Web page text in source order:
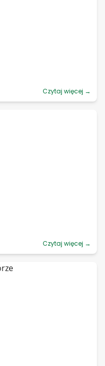
Czytaj więcej →
Czytaj więcej →